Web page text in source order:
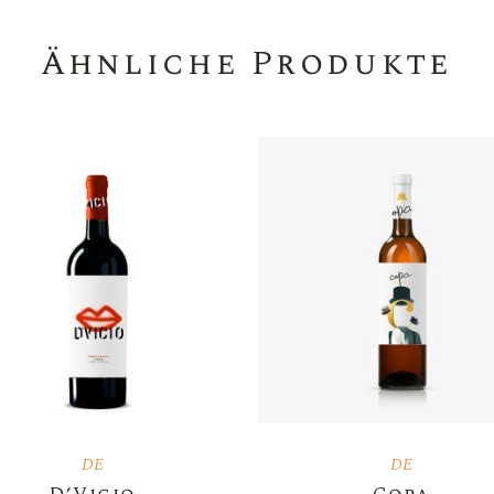
Ähnliche Produkte
DE DE